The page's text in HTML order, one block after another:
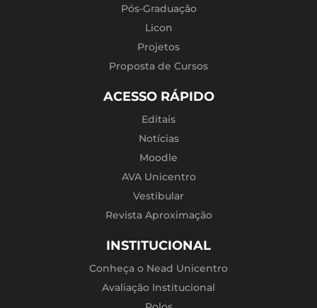
Pós-Graduação
Licon
Projetos
Proposta de Cursos
ACESSO RÁPIDO
Editais
Notícias
Moodle
AVA Unicentro
Vestibular
Revista Aproximação
INSTITUCIONAL
Conheça o Nead Unicentro
Avaliação Institucional